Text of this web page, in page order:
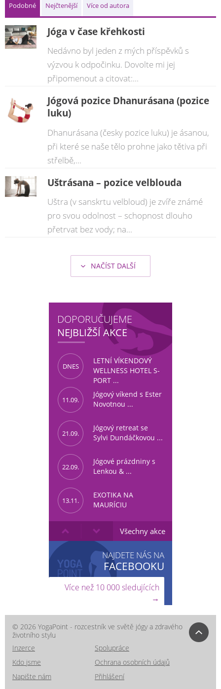
Podobné Nejčtenější Více od autora
Jóga v čase křehkosti
Nedávno byl jeden z mých příspěvků s
výzvou k odpočinku. Dovolte mi jej
připomenout a citovat:...
Jógová pozice Dhanurásana (pozice
luku)
Dhanurásana (česky pozice luku) je ásanou,
při které se naše tělo prohne jako tětiva při
střelbě,...
Uštrásana – pozice velblouda
Uštra (v sanskrtu velbloud) je zvíře známé
pro svou odolnost – schopnost dlouho
přetrvat bez vody; na...
NAČÍST DALŠÍ
DOPORUČUJEME
NEJBLIŽŠÍ AKCE
DNES
LETNÍ VÍKENDOVÝ
WELLNESS HOTEL S-
PORT ...
11.09.
Jógový víkend s Ester
Novotnou ...
21.09.
Jógový retreat se
Sylvi Dundáčkovou ...
22.09.
Jógové prázdniny s
Lenkou & ...
13.11.
EXOTIKA NA
MAURÍCIU
Všechny akce
NAJDETE NÁS NA
FACEBOOKU
Více než 10 000 sledujících
→
© 2026 YogaPoint - rozcestník ve světě jógy a zdravého
životního stylu
Inzerce
Spolupráce
Kdo jsme
Ochrana osobních údajů
Napište nám
Přihlášení